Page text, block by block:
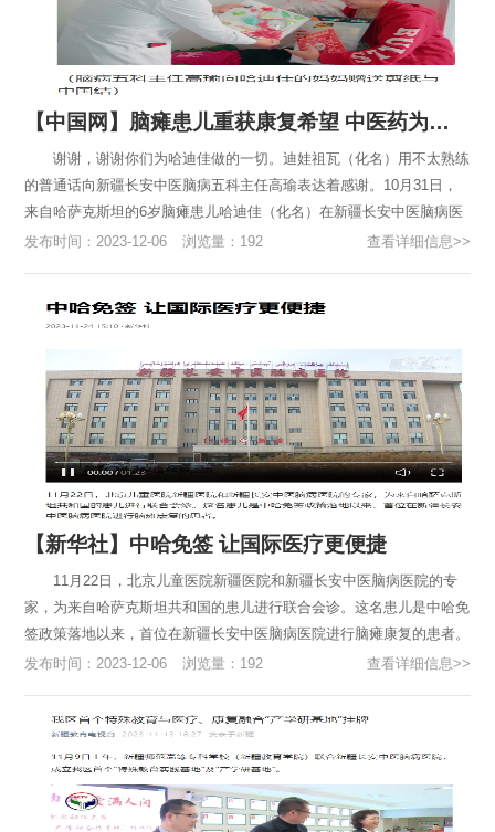
【中国网】脑瘫患儿重获康复希望 中医药为中哈搭建“健康桥梁”
谢谢，谢谢你们为哈迪佳做的一切。迪娃祖瓦（化名）用不太熟练
的普通话向新疆长安中医脑病五科主任高瑜表达着感谢。10月31日，
来自哈萨克斯坦的6岁脑瘫患儿哈迪佳（化名）在新疆长安中医脑病医
院治疗马上满3个月，即将回国。 回国前，脑病五科为哈迪佳准备...
发布时间：2023-12-06 浏览量：192 查看详细信息>>
【新华社】中哈免签 让国际医疗更便捷
11月22日，北京儿童医院新疆医院和新疆长安中医脑病医院的专
家，为来自哈萨克斯坦共和国的患儿进行联合会诊。这名患儿是中哈免
签政策落地以来，首位在新疆长安中医脑病医院进行脑瘫康复的患者。
近年来，中国新疆与中亚各国医疗机构的合作不断加强，凭借过...
发布时间：2023-12-06 浏览量：192 查看详细信息>>